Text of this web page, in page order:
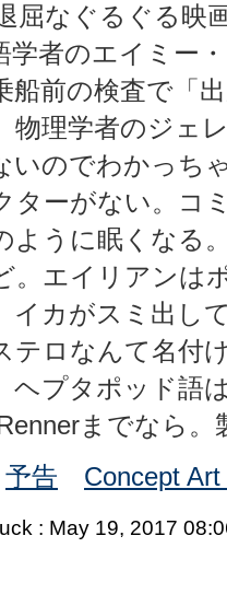
屈なぐるぐる映
学者のエイミー
船前の検査で「
物理学者のジェ
いのでわかっち
ターがない。コ
ように眠くなる
。エイリアンは
イカがスミ出し
テロなんて名付
ヘプタポッド語
までなら
予告 Concept
: May 19, 2017